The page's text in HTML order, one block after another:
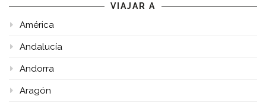
VIAJAR A
América
Andalucía
Andorra
Aragón